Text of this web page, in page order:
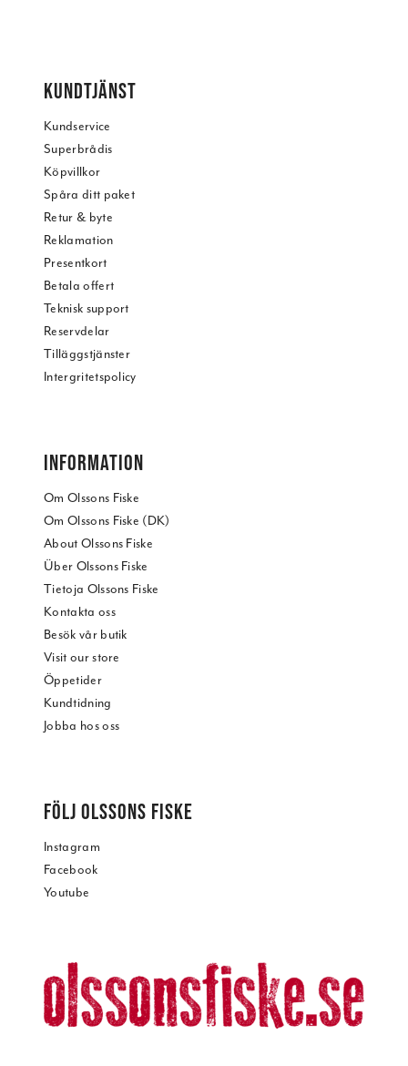
KUNDTJÄNST
Kundservice
Superbrådis
Köpvillkor
Spåra ditt paket
Retur & byte
Reklamation
Presentkort
Betala offert
Teknisk support
Reservdelar
Tilläggstjänster
Intergritetspolicy
INFORMATION
Om Olssons Fiske
Om Olssons Fiske (DK)
About Olssons Fiske
Über Olssons Fiske
Tietoja Olssons Fiske
Kontakta oss
Besök vår butik
Visit our store
Öppetider
Kundtidning
Jobba hos oss
FÖLJ OLSSONS FISKE
Instagram
Facebook
Youtube